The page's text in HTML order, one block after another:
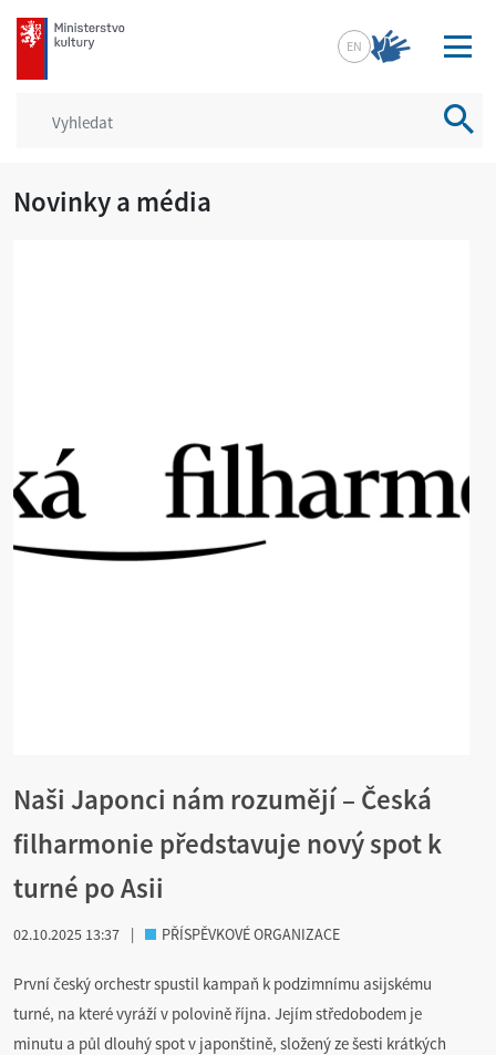
mkcr.cz
EN
Novinky a média
Naši Japonci nám rozumějí – Česká
filharmonie představuje nový spot k
turné po Asii
02.10.2025 13:37 | PŘÍSPĚVKOVÉ ORGANIZACE
První český orchestr spustil kampaň k podzimnímu asijskému
turné, na které vyráží v polovině října. Jejím středobodem je
minutu a půl dlouhý spot v japonštině, složený ze šesti krátkých